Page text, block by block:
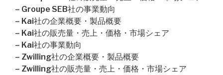
– Groupe SEB社の事業動向
– Kai社の企業概要・製品概要
– Kai社の販売量・売上・価格・市場シェア
– Kai社の事業動向
– Zwilling社の企業概要・製品概要
– Zwilling社の販売量・売上・価格・市場シェア